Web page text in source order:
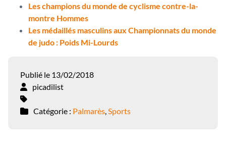
Les champions du monde de cyclisme contre-la-
montre Hommes
Les médaillés masculins aux Championnats du monde
de judo : Poids Mi-Lourds
Publié le 13/02/2018
picadilist
Catégorie : Palmarès Sports